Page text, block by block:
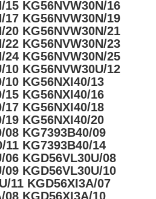
15 KG56NVW30N/16
17 KG56NVW30N/19
20 KG56NVW30N/21
22 KG56NVW30N/23
24 KG56NVW30N/25
10 KG56NVW30U/12
10 KG56NXI40/13
15 KG56NXI40/16
17 KG56NXI40/18
19 KG56NXI40/20
08 KG7393B40/09
11 KG7393B40/14
06 KGD56VL30U/08
09 KGD56VL30U/10
11 KGD56XI3A/07
08 KGD56XI3A/10